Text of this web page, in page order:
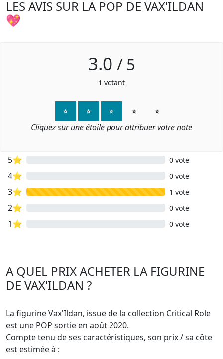
LES AVIS SUR LA POP DE VAX'ILDAN
💖
3.0 / 5
1 votant
⭐ ⭐ ⭐ ⭐ ⭐
Cliquez sur une étoile pour attribuer votre note
5⭐ 0 vote
4⭐ 0 vote
3⭐ 1 vote
2⭐ 0 vote
1⭐ 0 vote
A QUEL PRIX ACHETER LA FIGURINE
DE VAX'ILDAN ?
La figurine Vax'Ildan, issue de la collection Critical Role
est une POP sortie en août 2020.
Compte tenu de ses caractéristiques, son prix / sa côte
est estimée à :